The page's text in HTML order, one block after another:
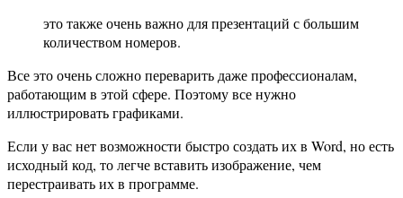
это также очень важно для презентаций с большим
количеством номеров.
Все это очень сложно переварить даже профессионалам,
работающим в этой сфере. Поэтому все нужно
иллюстрировать графиками.
Если у вас нет возможности быстро создать их в Word, но есть
исходный код, то легче вставить изображение, чем
перестраивать их в программе.